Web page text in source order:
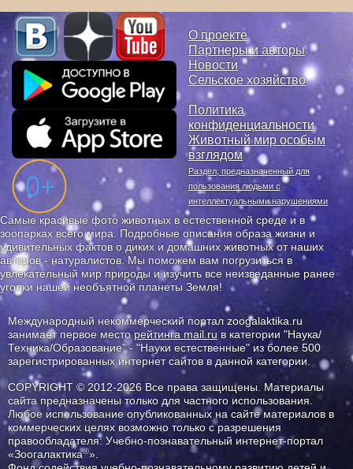
О проекте
Партнеры и авторы
Новости
Сельское хозяйство
Политика
конфиденциальности
Животный мир особым
взглядом
Раздел, предназначенный для
пользования людьми с
интеллектуальными нарушениями
Самые красивые фото животных в естественной среде и в
зоопарках всего мира. Подробные описания образа жизни и
удивительных фактов о диких и домашних животных от наших
авторов - натуралистов. Мы поможем вам погрузиться в
увлекательный мир природы и изучить все неизведанные ранее
уголки нашей необъятной планеты Земля!
Международный некоммерческий портал zoogalaktika.ru
занимает первое месторейтинга mail.ru в категории "Наука/
Техника/Образование" - "Науки естественные" из более 500
зарегистрированных интернет сайтов в данной категории.
COPYRIGHT © 2012-2026 Все права защищены. Материалы
сайта предназначены только для частного использования.
Любое использование опубликованных на сайте материалов в
коммерческих целях возможно только с разрешения
правообладателя: Учебно-познавательный интернет-портал
«Зоогалактика®».